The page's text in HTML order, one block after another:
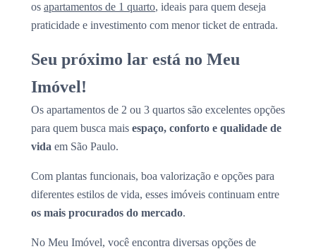
os apartamentos de 1 quarto, ideais para quem deseja
praticidade e investimento com menor ticket de entrada.
Seu próximo lar está no Meu
Imóvel!
Os apartamentos de 2 ou 3 quartos são excelentes opções
para quem busca mais espaço, conforto e qualidade de
vida em São Paulo.
Com plantas funcionais, boa valorização e opções para
diferentes estilos de vida, esses imóveis continuam entre
os mais procurados do mercado.
No Meu Imóvel, você encontra diversas opções de